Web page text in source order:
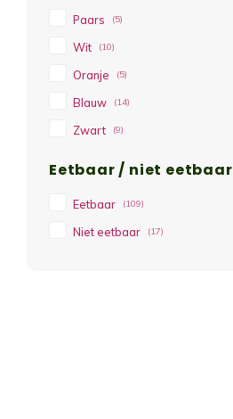
Paars (5)
Wit (10)
Oranje (5)
Blauw (14)
Zwart (9)
Eetbaar / niet eetbaar
Eetbaar (109)
Niet eetbaar (17)